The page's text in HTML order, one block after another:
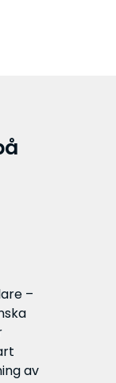
–
av